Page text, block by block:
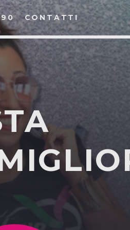
90 CONTATTI
SITO WEB: